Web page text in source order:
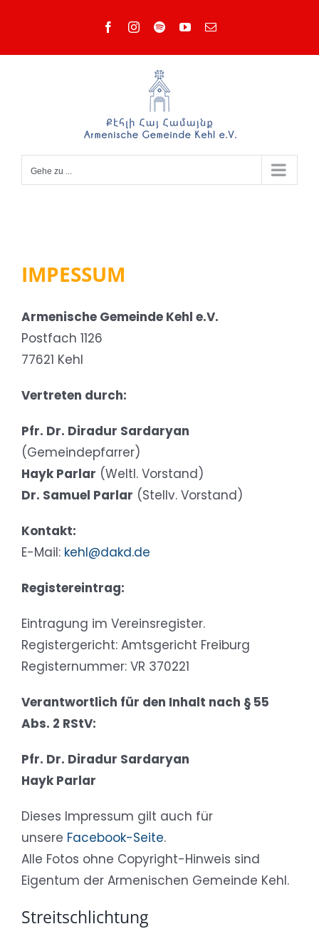
springen
FacebookInstagram
SpotifyYouTube
E-
Gehe zu ...
IMPESSUM
Armenische Gemeinde Kehl e.V.
Postfach 1126
77621 Kehl
Vertreten durch:
Pfr. Dr. Diradur Sardaryan
(Gemeindepfarrer)
Hayk Parlar (Weltl. Vorstand)
Dr. Samuel Parlar (Stellv. Vorstand)
Kontakt:
E-Mail: kehl@dakd.de
Registereintrag:
Eintragung im Vereinsregister.
Registergericht: Amtsgericht Freiburg
Registernummer: VR 370221
Verantwortlich für den Inhalt nach § 55
Abs. 2 RStV:
Pfr. Dr. Diradur Sardaryan
Hayk Parlar
Dieses Impressum gilt auch für
unsere Facebook-Seite.
Alle Fotos ohne Copyright-Hinweis sind
Eigentum der Armenischen Gemeinde Kehl.
Streitschlichtung